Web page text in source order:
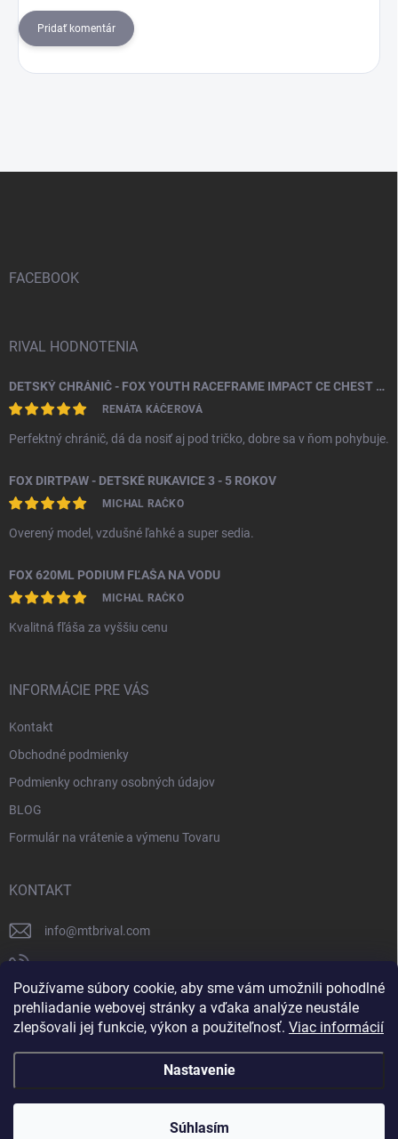
Používame súbory cookie, aby sme vám umožnili pohodlné
prehliadanie webovej stránky a vďaka analýze neustále
zlepšovali jej funkcie, výkon a použiteľnosť. Viac informácií
Nastavenie
Súhlasím
Pridať komentár
FACEBOOK
RIVAL HODNOTENIA
DETSKÝ CHRÁNIČ - FOX YOUTH RACEFRAME IMPACT CE CHEST GUARD
RENÁTA KÁČEROVÁ
Perfektný chránič, dá da nosiť aj pod tričko, dobre sa v ňom pohybuje.
FOX DIRTPAW - DETSKÉ RUKAVICE 3 - 5 ROKOV
MICHAL RAČKO
Overený model, vzdušné ľahké a super sedia.
FOX 620ML PODIUM FĽAŠA NA VODU
MICHAL RAČKO
Kvalitná fľáša za vyššiu cenu
INFORMÁCIE PRE VÁS
Kontakt
Obchodné podmienky
Podmienky ochrany osobných údajov
BLOG
Formulár na vrátenie a výmenu Tovaru
KONTAKT
info@mtbrival.com
Náš Facebook
mtb_rival
MTB Rival . Všetky práva vyhradené.